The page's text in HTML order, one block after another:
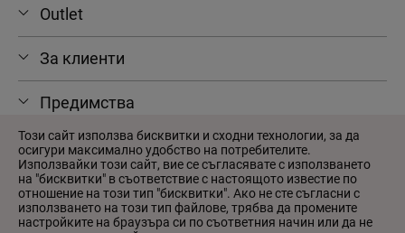
Outlet
За клиенти
Предимства
© 2026 Outlet
Потребителско споразумение
Политика за поверителност
Този сайт използва бисквитки и сходни технологии, за да
осигури максимално удобство на потребителите.
Използвайки този сайт, вие се съгласявате с използването
на "бисквитки" в съответствие с настоящото известие по
отношение на този тип "бисквитки". Ако не сте съгласни с
използването на този тип файлове, трябва да промените
настройките на браузъра си по съответния начин или да не